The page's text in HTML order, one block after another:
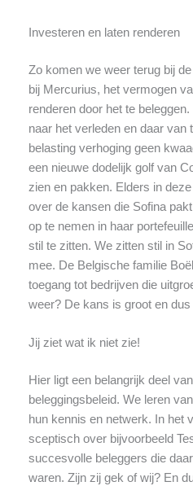
Investeren en laten renderen
Zo komen we weer terug bij
bij Mercurius, het vermogen
renderen door het te
naar het verleden en daar van
belasting verhoging geen
een nieuwe dodelijk golf van
zien en pakken. Elders in
over de kansen die Sofina pakt
op te nemen in haar
stil te zitten. We zitten stil in
mee. De Belgische familie
toegang tot bedrijven die
weer? De kans is groot en
Jij ziet wat ik niet zie!
Hier ligt een belangrijk deel
beleggingsbeleid. We leren
hun kennis en netwerk. In het
sceptisch over bijvoorbeeld
succesvolle beleggers die
waren. Zijn zij gek of wij? En